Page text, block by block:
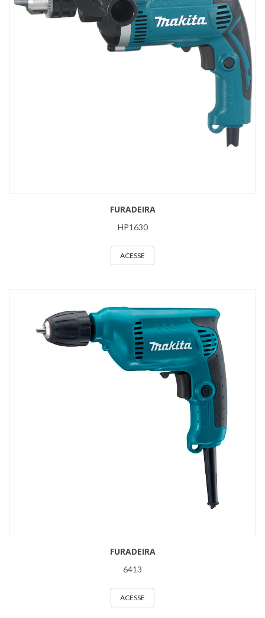
FURADEIRA
HP1630
ACESSE
FURADEIRA
6413
ACESSE